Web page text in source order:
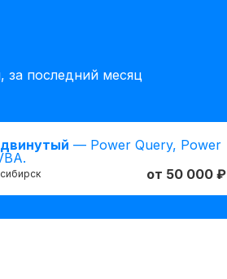
за последний месяц
— Power Query, Power
от 50 000 ₽